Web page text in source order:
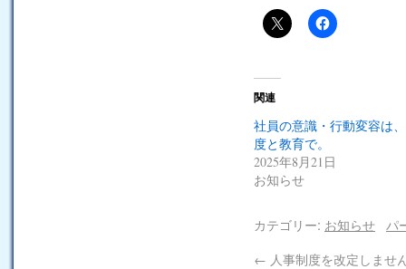
関連
社員の意識・行動変容は
度と教育で。
2025年8月21日
お知らせ
カテゴリー: お知らせ
パ
← 人事制度を改定しませ